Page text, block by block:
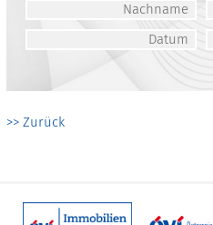
Nachname
Datum
>> Zurück